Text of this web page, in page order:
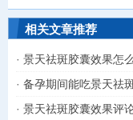
相关文章推荐
· 景天祛斑胶囊效果怎
· 备孕期间能吃景天祛
· 景天祛斑胶囊效果评